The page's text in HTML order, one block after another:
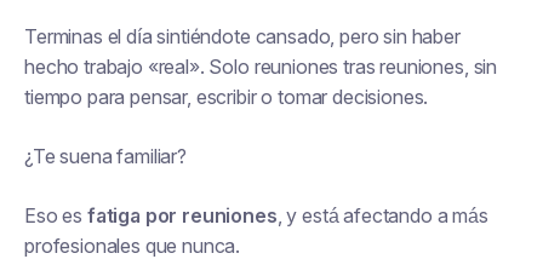
Terminas el día sintiéndote cansado, pero sin haber
hecho trabajo «real». Solo reuniones tras reuniones, sin
tiempo para pensar, escribir o tomar decisiones.
¿Te suena familiar?
Eso es fatiga por reuniones, y está afectando a más
profesionales que nunca.